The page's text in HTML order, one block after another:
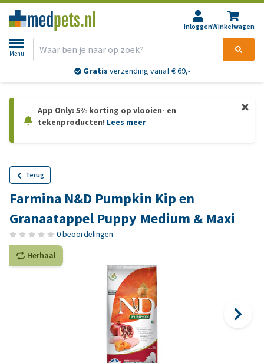
InloggenWinkelwagen
Menu
Gratis verzending vanaf € 69,-
App Only: 5% korting op vlooien- en
tekenproducten! Lees meer
Terug
Farmina N&D Pumpkin Kip en
Granaatappel Puppy Medium & Maxi
0 beoordelingen
Herhaal